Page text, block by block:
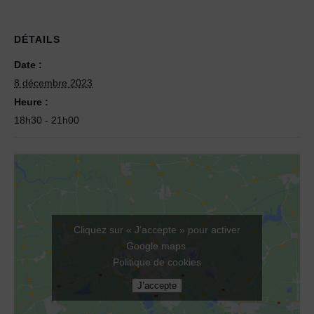
DÉTAILS
Date :
8 décembre 2023
Heure :
18h30 - 21h00
Cliquez sur « J’accepte » pour activer
Google maps
Politique de cookies
J’accepte